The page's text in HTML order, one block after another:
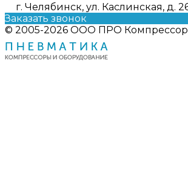
г. Челябинск, ул. Каслинская, д.
Заказать звонок
© 2005-2026 ООО ПРО Компрессор